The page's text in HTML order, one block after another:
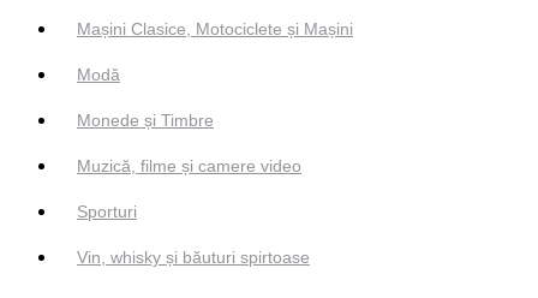
Mașini Clasice, Motociclete și Mașini
Modă
Monede și Timbre
Muzică, filme și camere video
Sporturi
Vin, whisky și băuturi spirtoase